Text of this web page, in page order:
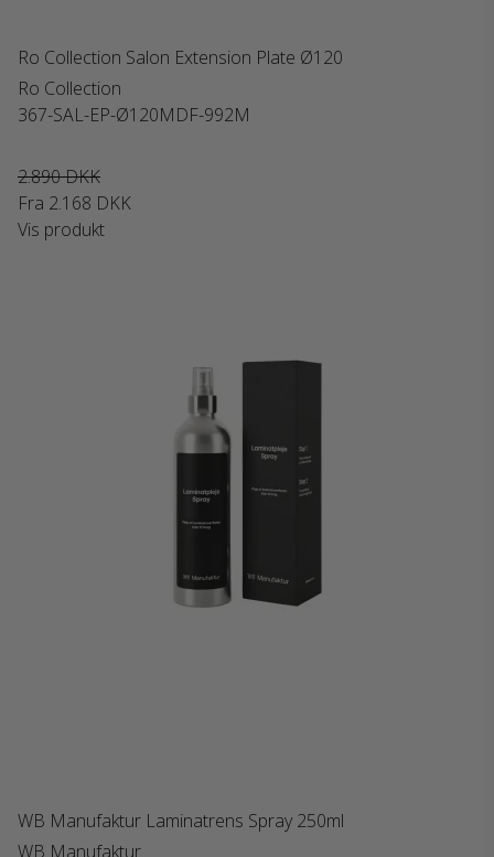
Ro Collection Salon Extension Plate Ø120
Ro Collection
367-SAL-EP-Ø120MDF-992M
2.890 DKK
Fra 2.168 DKK
Vis produkt
WB Manufaktur Laminatrens Spray 250ml
WB Manufaktur